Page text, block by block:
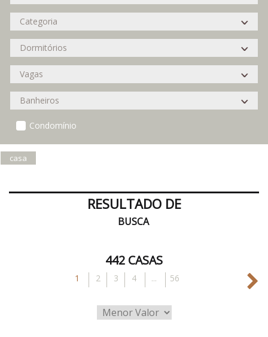
Condomínio
casa
RESULTADO DE
BUSCA
442 CASAS
1 2 3 4 ... 56